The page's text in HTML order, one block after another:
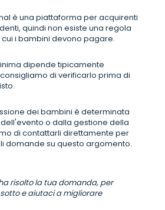
è una piattaforma per acquirenti
quindi non esiste una regola
i bambini devono pagare.
dipende tipicamente
di verificarlo prima di
dei bambini è determinata
o dalla gestione della
di contattarli direttamente per
domande su questo argomento.
risolto la tua domanda, per
e aiutaci a migliorare